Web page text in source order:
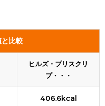
比較
ヒルズ・プリスクリ
プ・・・
406.6kcal